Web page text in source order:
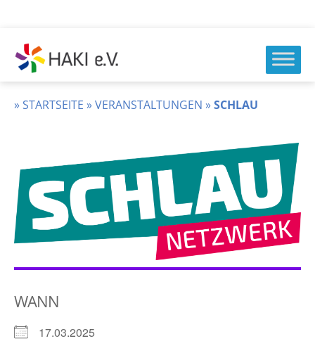
Inhalt
springen
HAKI
e.v.
»STARTSEITE »VERANSTALTUNGEN »SCHLAU
WANN
17.03.2025